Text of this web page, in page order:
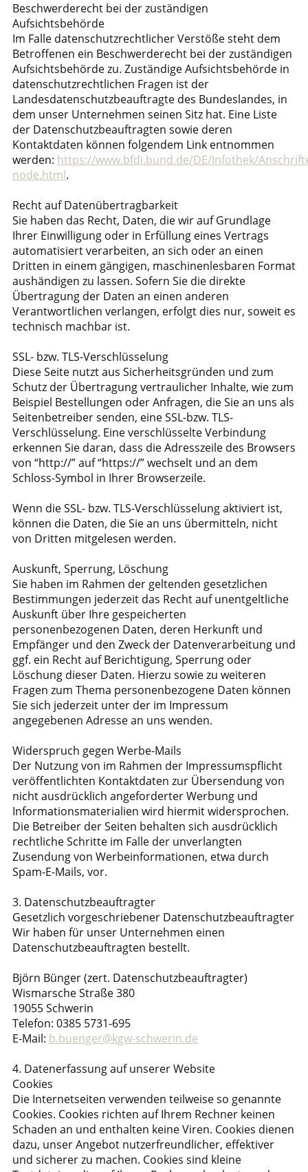
Beschwerderecht bei der zuständigen
Aufsichtsbehörde
Im Falle datenschutzrechtlicher Verstöße steht dem
Betroffenen ein Beschwerderecht bei der zuständigen
Aufsichtsbehörde zu. Zuständige Aufsichtsbehörde in
datenschutzrechtlichen Fragen ist der
Landesdatenschutzbeauftragte des Bundeslandes, in
dem unser Unternehmen seinen Sitz hat. Eine Liste
der Datenschutzbeauftragten sowie deren
Kontaktdaten können folgendem Link entnommen
werden: https://www.bfdi.bund.de/DE/Infothek/
node.html.
Recht auf Datenübertragbarkeit
Sie haben das Recht, Daten, die wir auf Grundlage
Ihrer Einwilligung oder in Erfüllung eines Vertrags
automatisiert verarbeiten, an sich oder an einen
Dritten in einem gängigen, maschinenlesbaren Format
aushändigen zu lassen. Sofern Sie die direkte
Übertragung der Daten an einen anderen
Verantwortlichen verlangen, erfolgt dies nur, soweit es
technisch machbar ist.
SSL- bzw. TLS-Verschlüsselung
Diese Seite nutzt aus Sicherheitsgründen und zum
Schutz der Übertragung vertraulicher Inhalte, wie zum
Beispiel Bestellungen oder Anfragen, die Sie an uns als
Seitenbetreiber senden, eine SSL-bzw. TLS-
Verschlüsselung. Eine verschlüsselte Verbindung
erkennen Sie daran, dass die Adresszeile des Browsers
von “http://” auf “https://” wechselt und an dem
Schloss-Symbol in Ihrer Browserzeile.
Wenn die SSL- bzw. TLS-Verschlüsselung aktiviert ist,
können die Daten, die Sie an uns übermitteln, nicht
von Dritten mitgelesen werden.
Auskunft, Sperrung, Löschung
Sie haben im Rahmen der geltenden gesetzlichen
Bestimmungen jederzeit das Recht auf unentgeltliche
Auskunft über Ihre gespeicherten
personenbezogenen Daten, deren Herkunft und
Empfänger und den Zweck der Datenverarbeitung und
ggf. ein Recht auf Berichtigung, Sperrung oder
Löschung dieser Daten. Hierzu sowie zu weiteren
Fragen zum Thema personenbezogene Daten können
Sie sich jederzeit unter der im Impressum
angegebenen Adresse an uns wenden.
Widerspruch gegen Werbe-Mails
Der Nutzung von im Rahmen der Impressumspflicht
veröffentlichten Kontaktdaten zur Übersendung von
nicht ausdrücklich angeforderter Werbung und
Informationsmaterialien wird hiermit widersprochen.
Die Betreiber der Seiten behalten sich ausdrücklich
rechtliche Schritte im Falle der unverlangten
Zusendung von Werbeinformationen, etwa durch
Spam-E-Mails, vor.
3. Datenschutzbeauftragter
Gesetzlich vorgeschriebener Datenschutzbeauftragter
Wir haben für unser Unternehmen einen
Datenschutzbeauftragten bestellt.
Björn Bünger (zert. Datenschutzbeauftragter)
Wismarsche Straße 380
19055 Schwerin
Telefon: 0385 5731-695
E-Mail: b.buenger@kgw-schwerin.de
4. Datenerfassung auf unserer Website
Cookies
Die Internetseiten verwenden teilweise so genannte
Cookies. Cookies richten auf Ihrem Rechner keinen
Schaden an und enthalten keine Viren. Cookies dienen
dazu, unser Angebot nutzerfreundlicher, effektiver
und sicherer zu machen. Cookies sind kleine